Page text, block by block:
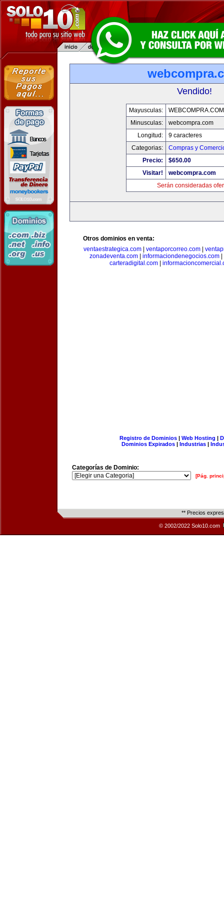
Vendido!
Mayusculas:
WEBCOMPRA.COM
Minusculas:
webcompra.com
Longitud:
9 caracteres
Categorias:
Compras y
Precio:
$650.00
Visitar!
webcompra.com
Serán consideradas
Otros dominios en venta:
ventaestrategica.com| ventaporcorreo.com|
zonadeventa.com| informaciondenegocios.com|
carteradigital.com
Registro de Dominios| Web Hosting |
Dominios Expirados | Industrias |
Categorías de Dominio:
[Pág.
** Precios
© 2002/2022 Solo10.com